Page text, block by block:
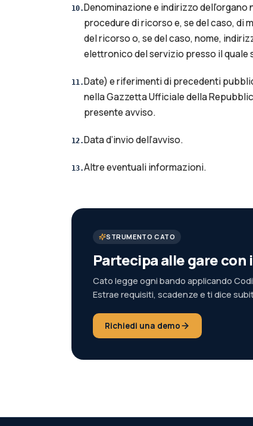
10.Denominazione e indirizzo
procedure di ricorso e, se del caso, di
del ricorso o, se del caso, nome,
elettronico del servizio presso il
11.Date) e riferimenti di precedenti
nella Gazzetta Ufficiale della
presente avviso.
12.Data d’invio dell’avviso.
13.Altre eventuali informazioni.
STRUMENTO CATO
Partecipa alle gare
Cato legge ogni bando applicando
Estrae requisiti, scadenze e ti dice
Richiedi una demo